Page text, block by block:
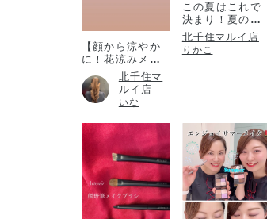
【顔から涼やか
に！花涼みメイ
北千住マ
ルイ店
いな
この夏はこれで
決まり！夏のコ
フレ！
北千住マルイ店
りかこ